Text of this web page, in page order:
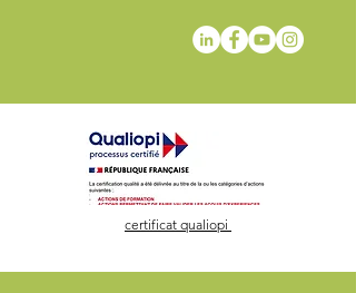
certificat qualiopi